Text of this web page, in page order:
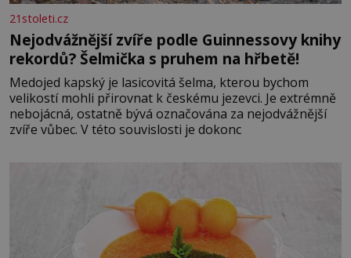
21stoleti.cz
Nejodvážnější zvíře podle Guinnessovy knihy
rekordů? Šelmička s pruhem na hřbetě!
Medojed kapský je lasicovitá šelma, kterou bychom
velikostí mohli přirovnat k českému jezevci. Je extrémně
nebojácná, ostatně bývá označována za nejodvážnější
zvíře vůbec. V této souvislosti je dokonc